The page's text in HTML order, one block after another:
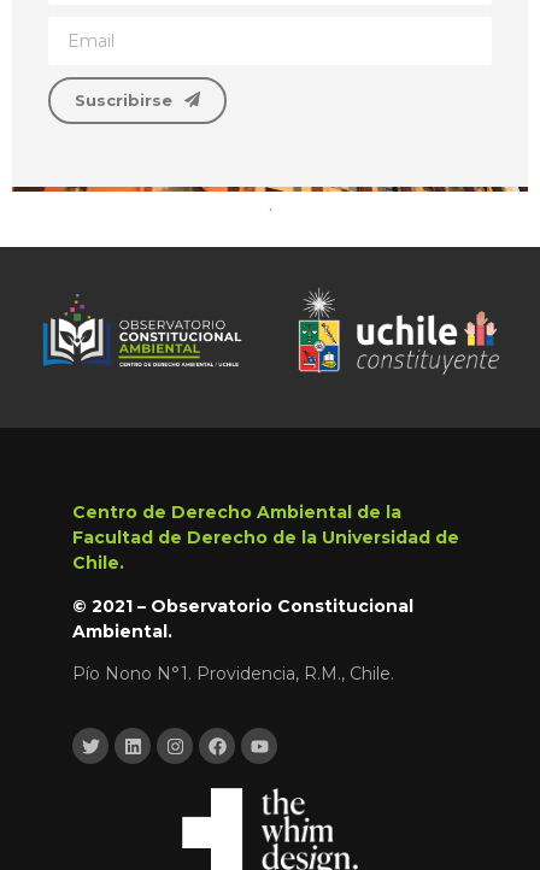
Suscribirse
.
Centro de Derecho Ambiental de la
Facultad de Derecho de la Universidad de
Chile.
© 2021 – Observatorio Constitucional
Ambiental.
Pío Nono N°1. Providencia, R.M., Chile.